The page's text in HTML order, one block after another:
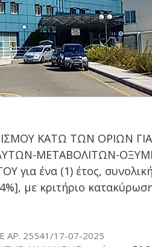
ΚΑΤΩ ΤΩΝ ΟΡΙΩΝ
ΜΕΤΑΒΟΛΙΤΩΝ-
ένα (1) έτος,
με κριτήριο
ΑΡ. 25541/17-07-2025